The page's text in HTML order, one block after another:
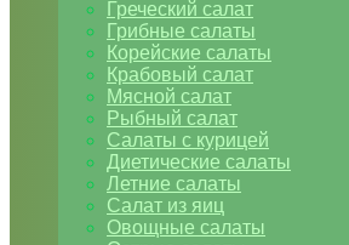
Греческий салат
Грибные салаты
Корейские салаты
Крабовый салат
Мясной салат
Рыбный салат
Салаты с курицей
Диетические салаты
Летние салаты
Салат из яиц
Овощные салаты